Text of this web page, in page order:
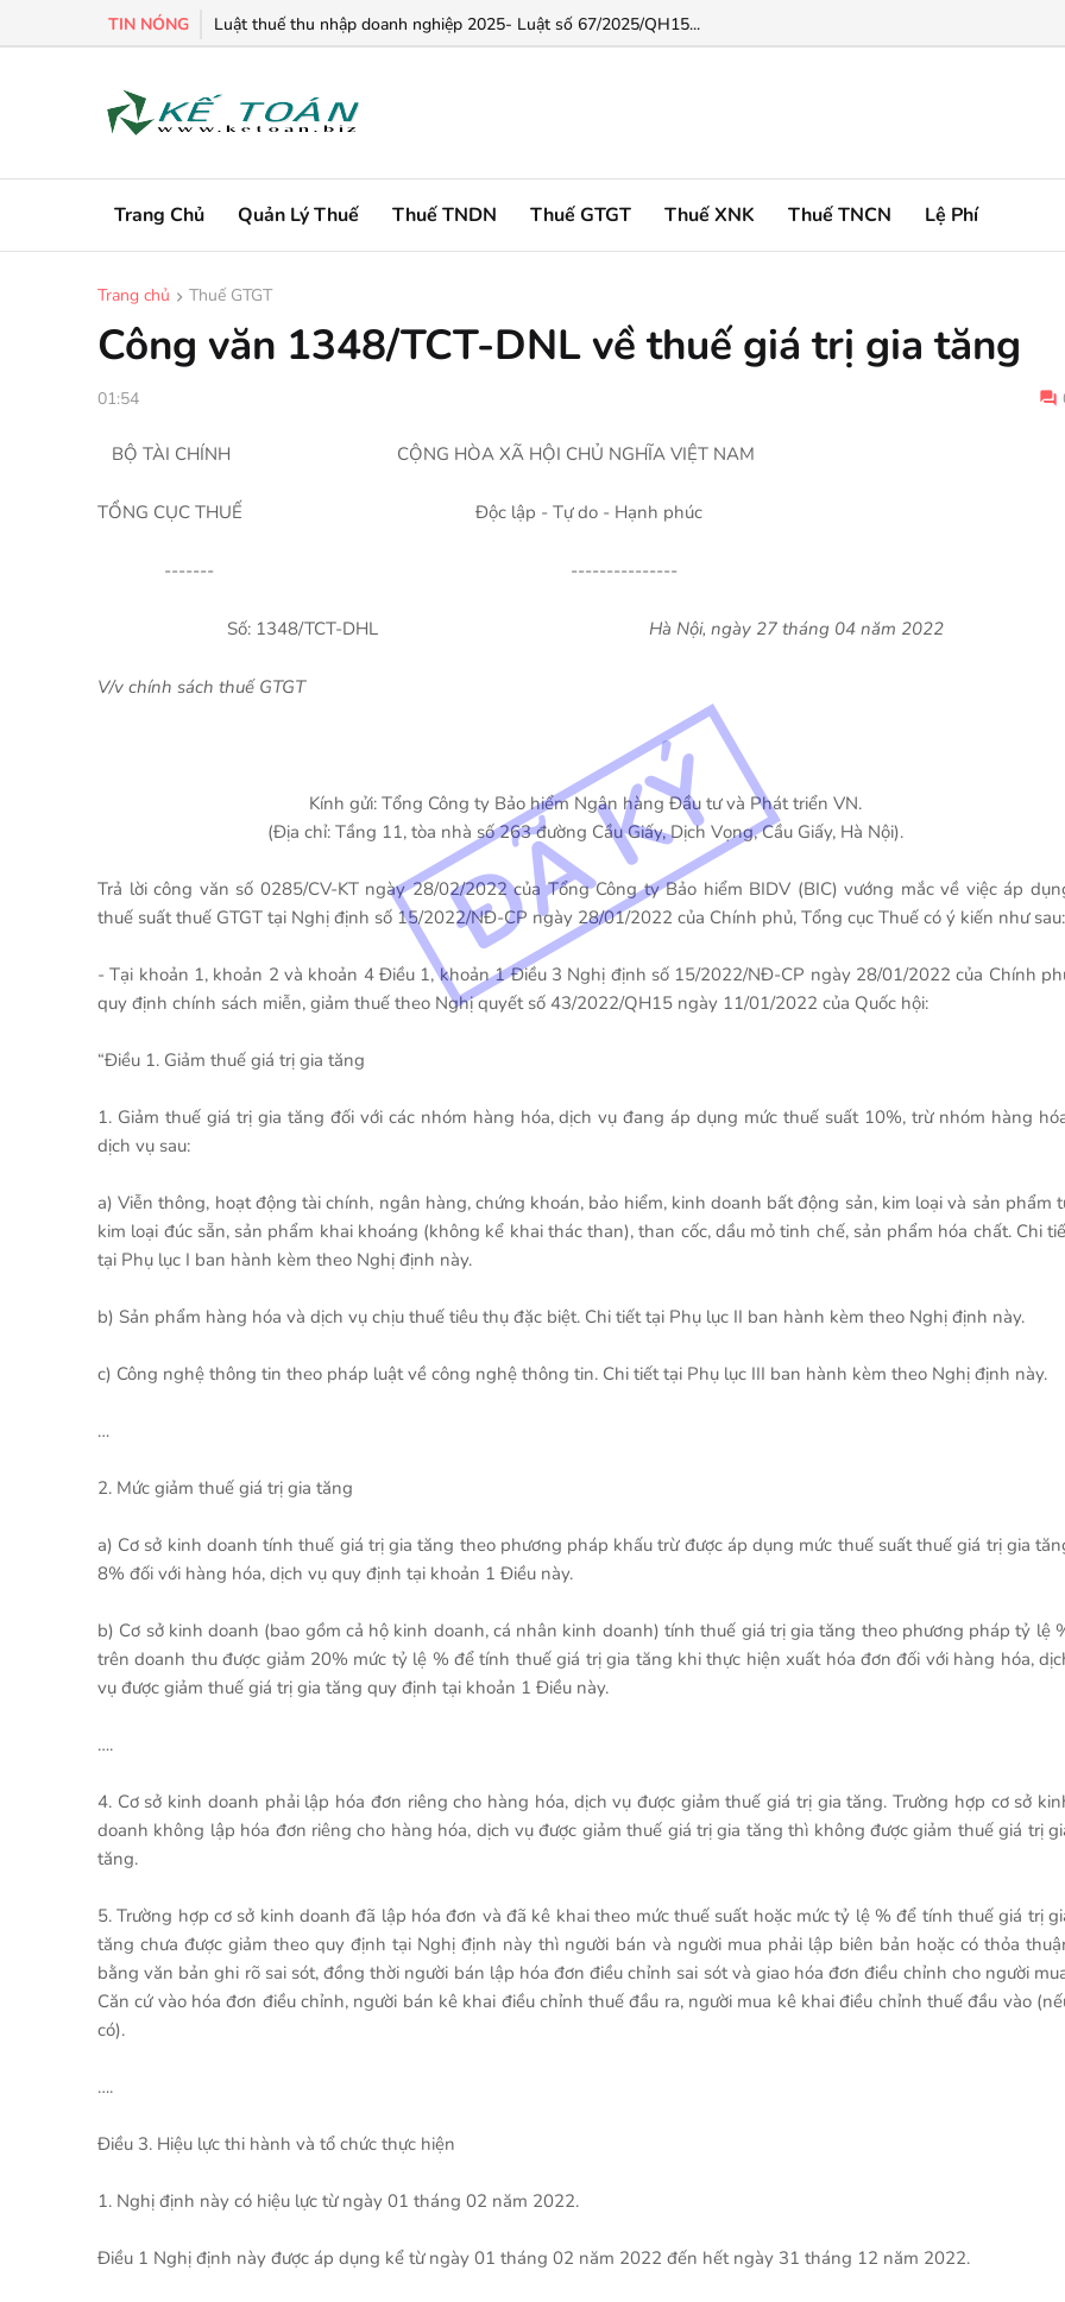
TIN NÓNG Luật thuế thu nhập doanh nghiệp 2025- Luật số 67/2025/QH15...
Trang Chủ Quản Lý Thuế Thuế TNDN Thuế GTGT Thuế XNK Thuế TNCN Lệ Phí
Trang chủ Thuế GTGT
Công văn 1348/TCT-DNL về thuế giá trị gia tăng
01:54
BỘ TÀI CHÍNH CỘNG HÒA XÃ HỘI CHỦ NGHĨA VIỆT NAM
TỔNG CỤC THUẾ Độc lập - Tự do - Hạnh phúc
------- ---------------
Số: 1348/TCT-DHL Hà Nội, ngày 27 tháng 04 năm 2022
V/v chính sách thuế GTGT
Kính gửi: Tổng Công ty Bảo hiểm Ngân hàng Đầu tư và Phát triển VN.
(Địa chỉ: Tầng 11, tòa nhà số 263 đường Cầu Giấy, Dịch Vọng, Cầu Giấy, Hà Nội).
Trả lời công văn số 0285/CV-KT ngày 28/02/2022 của Tổng Công ty Bảo hiểm BIDV (BIC) vướng mắc về việc áp
thuế suất thuế GTGT tại Nghị định số 15/2022/NĐ-CP ngày 28/01/2022 của Chính phủ, Tổng cục Thuế có ý kiến như sau:
- Tại khoản 1, khoản 2 và khoản 4 Điều 1, khoản 1 Điều 3 Nghị định số 15/2022/NĐ-CP ngày 28/01/2022 của Chính
quy định chính sách miễn, giảm thuế theo Nghị quyết số 43/2022/QH15 ngày 11/01/2022 của Quốc hội:
“Điều 1. Giảm thuế giá trị gia tăng
1. Giảm thuế giá trị gia tăng đối với các nhóm hàng hóa, dịch vụ đang áp dụng mức thuế suất 10%, trừ nhóm hàng
dịch vụ sau:
a) Viễn thông, hoạt động tài chính, ngân hàng, chứng khoán, bảo hiểm, kinh doanh bất động sản, kim loại và sản phẩm
kim loại đúc sẵn, sản phẩm khai khoáng (không kể khai thác than), than cốc, dầu mỏ tinh chế, sản phẩm hóa chất. Chi
tại Phụ lục I ban hành kèm theo Nghị định này.
b) Sản phẩm hàng hóa và dịch vụ chịu thuế tiêu thụ đặc biệt. Chi tiết tại Phụ lục II ban hành kèm theo Nghị định này.
c) Công nghệ thông tin theo pháp luật về công nghệ thông tin. Chi tiết tại Phụ lục III ban hành kèm theo Nghị định này.
…
2. Mức giảm thuế giá trị gia tăng
a) Cơ sở kinh doanh tính thuế giá trị gia tăng theo phương pháp khấu trừ được áp dụng mức thuế suất thuế giá trị gia
8% đối với hàng hóa, dịch vụ quy định tại khoản 1 Điều này.
b) Cơ sở kinh doanh (bao gồm cả hộ kinh doanh, cá nhân kinh doanh) tính thuế giá trị gia tăng theo phương pháp tỷ lệ
trên doanh thu được giảm 20% mức tỷ lệ % để tính thuế giá trị gia tăng khi thực hiện xuất hóa đơn đối với hàng hóa,
vụ được giảm thuế giá trị gia tăng quy định tại khoản 1 Điều này.
….
4. Cơ sở kinh doanh phải lập hóa đơn riêng cho hàng hóa, dịch vụ được giảm thuế giá trị gia tăng. Trường hợp cơ sở
doanh không lập hóa đơn riêng cho hàng hóa, dịch vụ được giảm thuế giá trị gia tăng thì không được giảm thuế giá trị
tăng.
5. Trường hợp cơ sở kinh doanh đã lập hóa đơn và đã kê khai theo mức thuế suất hoặc mức tỷ lệ % để tính thuế giá trị
tăng chưa được giảm theo quy định tại Nghị định này thì người bán và người mua phải lập biên bản hoặc có thỏa
bằng văn bản ghi rõ sai sót, đồng thời người bán lập hóa đơn điều chỉnh sai sót và giao hóa đơn điều chỉnh cho người
Căn cứ vào hóa đơn điều chỉnh, người bán kê khai điều chỉnh thuế đầu ra, người mua kê khai điều chỉnh thuế đầu vào
có).
….
Điều 3. Hiệu lực thi hành và tổ chức thực hiện
1. Nghị định này có hiệu lực từ ngày 01 tháng 02 năm 2022.
Điều 1 Nghị định này được áp dụng kể từ ngày 01 tháng 02 năm 2022 đến hết ngày 31 tháng 12 năm 2022.